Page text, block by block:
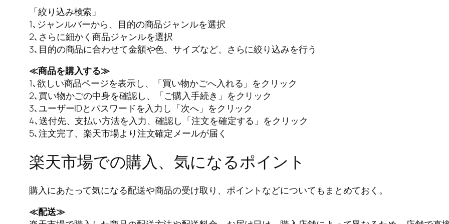
「絞り込み検索」
1､ジャンルバーから、目的の商品ジャンルを選択
2､さらに細かく商品ジャンルを選択
3､目的の商品に合わせて金額や色、サイズなど、さらに絞り込みを行う
≪商品を購入する≫
1､欲しい商品ページを表示し、「買い物かごへ入れる」をクリック
2､買い物かごの中身を確認し、「ご購入手続き」をクリック
3､ユーザーIDとパスワードを入力し「次へ」をクリック
4､送付先、支払い方法を入力、確認し「注文を確定する」をクリック
5､注文完了、楽天市場より注文確定メールが届く
楽天市場での購入、気になるポイント
購入にあたって気になる配送や商品の受け取り、ポイントなどについてもまとめておく。
≪配送≫